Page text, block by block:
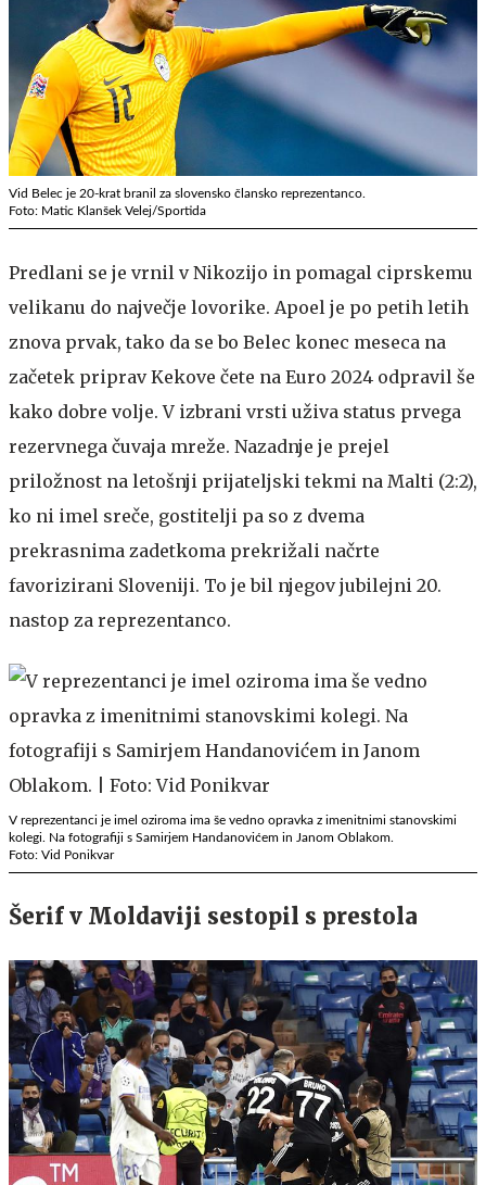
Vid Belec je 20-krat branil za slovensko člansko reprezentanco.
Foto: Matic Klanšek Velej/Sportida
Predlani se je vrnil v Nikozijo in pomagal ciprskemu
velikanu do največje lovorike. Apoel je po petih letih
znova prvak, tako da se bo Belec konec meseca na
začetek priprav Kekove čete na Euro 2024 odpravil še
kako dobre volje. V izbrani vrsti uživa status prvega
rezervnega čuvaja mreže. Nazadnje je prejel
priložnost na letošnji prijateljski tekmi na Malti (2:2),
ko ni imel sreče, gostitelji pa so z dvema
prekrasnima zadetkoma prekrižali načrte
favorizirani Sloveniji. To je bil njegov jubilejni 20.
nastop za reprezentanco.
V reprezentanci je imel oziroma ima še vedno opravka z imenitnimi stanovskimi
kolegi. Na fotografiji s Samirjem Handanovićem in Janom Oblakom.
Foto: Vid Ponikvar
Šerif v Moldaviji sestopil s prestola